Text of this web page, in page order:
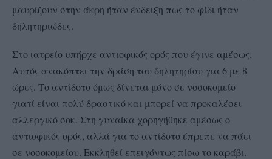
μαυρίζουν στην άκρη ήταν ένδειξη πως το φίδι ήταν
δηλητηριώδες.
Στο ιατρείο υπήρχε αντιοφικός ορός που έγινε αμέσως.
Αυτός ανακόπτει την δράση του δηλητηρίου για 6 με 8
ώρες. Το αντίδοτο όμως δίνεται μόνο σε νοσοκομείο
γιατί είναι πολύ δραστικό και μπορεί να προκαλέσει
αλλεργικό σοκ. Στη γυναίκα χορηγήθηκε αμέσως ο
αντιοφικός ορός, αλλά για το αντίδοτο έπρεπε να πάει
σε νοσοκομείου. Εκκληθεί επειγόντως πίσω το καράβι.